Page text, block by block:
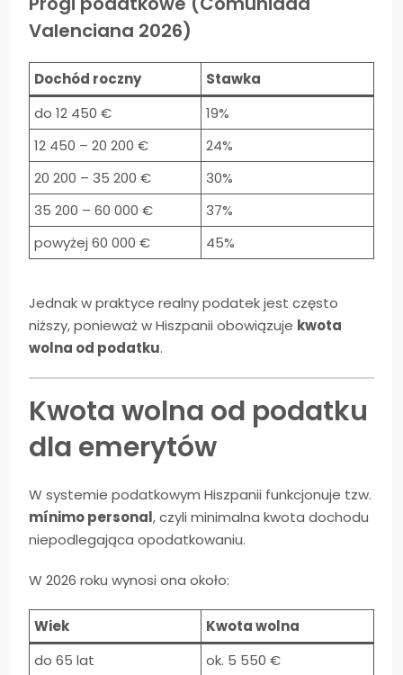
Valenciana 2026)
Dochód roczny
Stawka
do 12 450 €
19%
12 450 – 20 200 €
24%
20 200 – 35 200 €
30%
35 200 – 60 000 €
37%
powyżej 60 000 €
45%
Jednak w praktyce realny podatek jest często
niższy, ponieważ w Hiszpanii obowiązuje kwota
wolna od podatku.
Kwota wolna od podatku
dla emerytów
W systemie podatkowym Hiszpanii funkcjonuje tzw.
mínimo personal, czyli minimalna kwota dochodu
niepodlegająca opodatkowaniu.
W 2026 roku wynosi ona około:
Wiek
Kwota wolna
do 65 lat
ok. 5 550 €